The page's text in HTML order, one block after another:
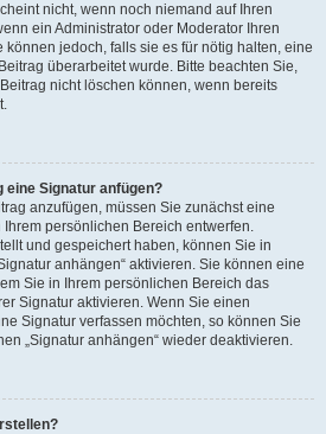
nicht, wenn noch niemand auf Ihren
ein Administrator oder Moderator Ihren
können jedoch, falls sie es für nötig halten, eine
überarbeitet wurde. Bitte beachten Sie,
nicht löschen können, wenn bereits
eine Signatur anfügen?
anzufügen, müssen Sie zunächst eine
persönlichen Bereich entwerfen.
und gespeichert haben, können Sie in
anhängen“ aktivieren. Sie können eine
Sie in Ihrem persönlichen Bereich das
Signatur aktivieren. Wenn Sie einen
Signatur verfassen möchten, so können Sie
„Signatur anhängen“ wieder deaktivieren.